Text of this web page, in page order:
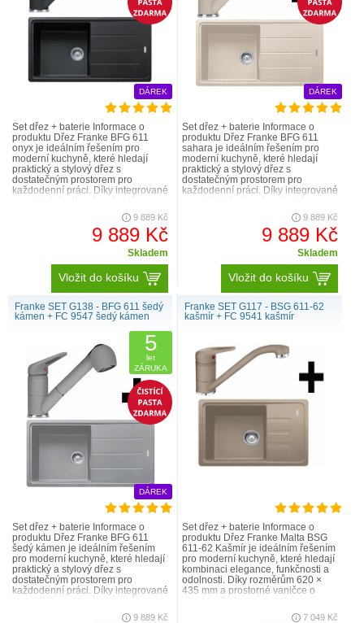
DÁREK
Set dřez + baterie Informace o
produktu Dřez Franke BFG 611
onyx je ideálním řešením pro
moderní kuchyně, které hledají
praktický a stylový dřez s
dostatečným prostorem pro
každodenní práci. Díky integrované
prostorné vaničce o hloubce 190
9 889 Kč
9 889 Kč
Skladem
Vložit do košíku
DÁREK
Set dřez + baterie Informace o
produktu Dřez Franke BFG 611
sahara je ideálním řešením pro
moderní kuchyně, které hledají
praktický a stylový dřez s
dostatečným prostorem pro
každodenní práci. Díky integrované
prostorné vaničce o hloubce 190 ..
9 889 Kč
9 889 Kč
Skladem
Vložit do košíku
Franke SET G138 - BFG 611 šedý
kámen + FC 9547 šedý kámen
5
let
ZÁRUKA
DÁREK
Set dřez + baterie Informace o
produktu Dřez Franke BFG 611
šedý kámen je ideálním řešením
pro moderní kuchyně, které hledají
praktický a stylový dřez s
dostatečným prostorem pro
každodenní práci. Díky integrované
prostorné vaničce o hloubce ..9 889 Kč
Franke SET G117 - BSG 611-62
kašmír + FC 9541 kašmír
Set dřez + baterie Informace o
produktu Dřez Franke Malta BSG
611-62 Kašmír je ideálním řešením
pro moderní kuchyně, které hledají
kombinaci elegance, funkčnosti a
odolnosti. Díky rozměrům 620 ×
435 mm a prostorné vaničce o
7 049 Kč